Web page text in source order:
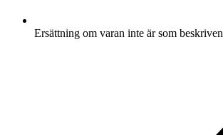
Ersättning om varan inte är som beskriven